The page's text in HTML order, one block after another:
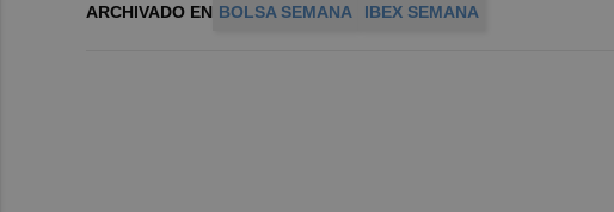
ARCHIVADO EN BOLSA SEMANA IBEX SEMANA